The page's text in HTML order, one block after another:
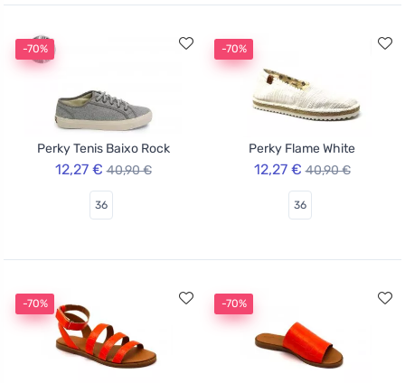
-70%
Perky Tenis Baixo Rock
12,27 € 40,90 €
36
-70%
Perky Flame White
12,27 € 40,90 €
36
-70% -70%